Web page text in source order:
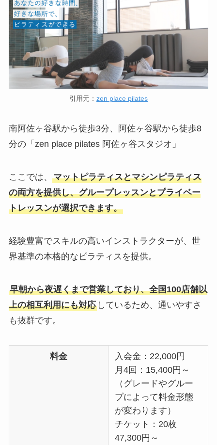
引用元： zen place pilates
南阿佐ヶ谷駅から徒歩3分、阿佐ヶ谷駅から徒歩8
分の「zen place pilates 阿佐ヶ谷スタジオ」
ここでは、 マットピラティスとマシンピラティス
の両方を提供し、グループレッスンとプライベー
トレッスンが選択できます。
経験豊富でスキルの高いインストラクターが、世
界基準の本格的なピラティスを提供。
早朝から夜遅くまで営業しており、全国100店舗以
上の相互利用にも対応しているため、通いやすさ
も抜群です。
料金
入会金：22,000円
月4回：15,400円～
（グレードやグルー
プによって料金形態
が変わります）
チケット：20枚
47,300円～